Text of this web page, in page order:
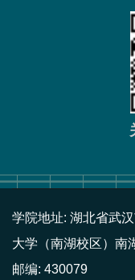
学院地址: 湖北省武
大学（南湖校区）南
邮编: 430079